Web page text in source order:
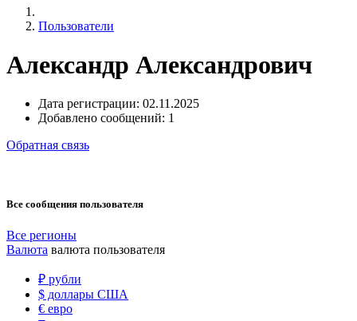
Пользователи
Александр Александрович
Дата регистрации: 02.11.2025
Добавлено сообщений: 1
Обратная связь
Все сообщения пользователя
Все регионы
Валюта валюта пользователя
₽ рубли
$ доллары США
€ евро